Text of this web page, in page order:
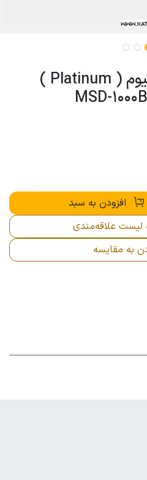
اتود مهندسی پلاتینیوم ( Platinum )
افزودن به سبد
به مقایسه
لیست علاقه‌مندی